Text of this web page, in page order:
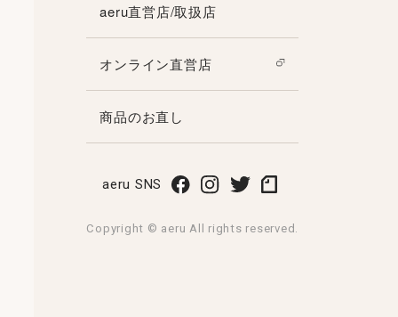
aeru直営店/取扱店
オンライン直営店
商品のお直し
aeru SNS
Copyright © aeru All rights reserved.